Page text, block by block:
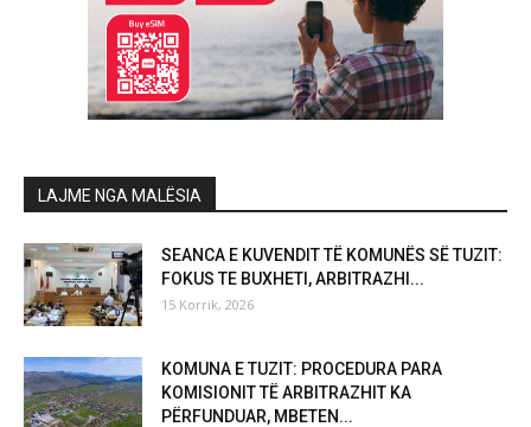
LAJME NGA MALËSIA
SEANCA E KUVENDIT TË KOMUNËS SË TUZIT:
FOKUS TE BUXHETI, ARBITRAZHI...
15 Korrik, 2026
KOMUNA E TUZIT: PROCEDURA PARA
KOMISIONIT TË ARBITRAZHIT KA
PËRFUNDUAR, MBETEN...